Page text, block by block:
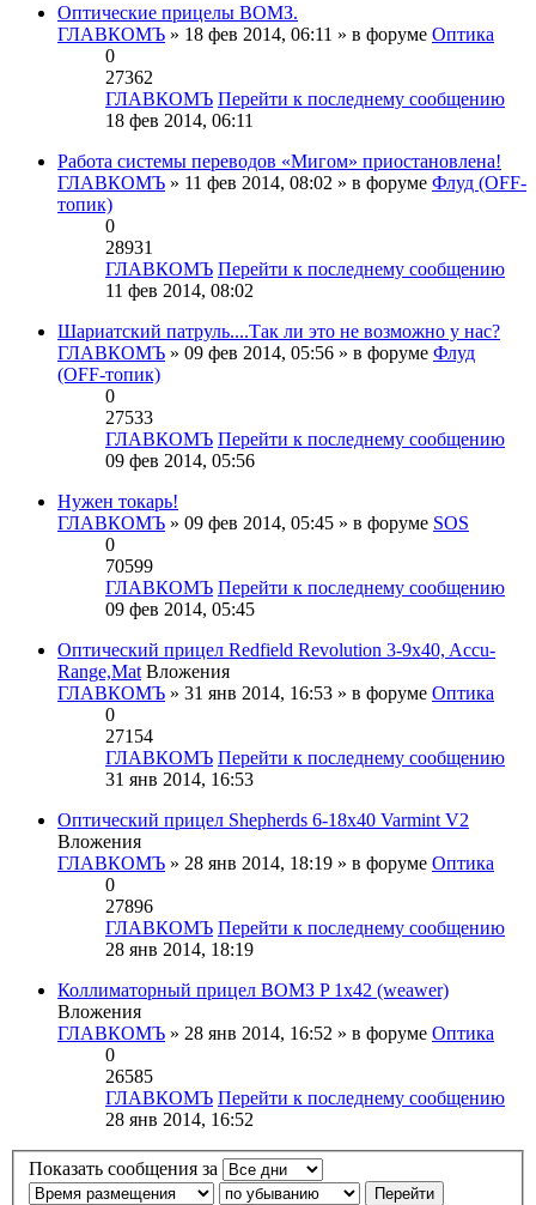
Оптические прицелы ВОМЗ.
ГЛАВКОМЪ » 18 фев 2014, 06:11 » в форуме Оптика
0
27362
ГЛАВКОМЪ Перейти к последнему сообщению
18 фев 2014, 06:11
Работа системы переводов «Мигом» приостановлена!
ГЛАВКОМЪ » 11 фев 2014, 08:02 » в форуме Флуд (OFF-
топик)
0
28931
ГЛАВКОМЪ Перейти к последнему сообщению
11 фев 2014, 08:02
Шариатский патруль....Так ли это не возможно у нас?
ГЛАВКОМЪ » 09 фев 2014, 05:56 » в форуме Флуд
(OFF-топик)
0
27533
ГЛАВКОМЪ Перейти к последнему сообщению
09 фев 2014, 05:56
Нужен токарь!
ГЛАВКОМЪ » 09 фев 2014, 05:45 » в форуме SOS
0
70599
ГЛАВКОМЪ Перейти к последнему сообщению
09 фев 2014, 05:45
Оптический прицел Redfield Revolution 3-9x40, Accu-
Range,Mat Вложения
ГЛАВКОМЪ » 31 янв 2014, 16:53 » в форуме Оптика
0
27154
ГЛАВКОМЪ Перейти к последнему сообщению
31 янв 2014, 16:53
Оптический прицел Shepherds 6-18x40 Varmint V2
Вложения
ГЛАВКОМЪ » 28 янв 2014, 18:19 » в форуме Оптика
0
27896
ГЛАВКОМЪ Перейти к последнему сообщению
28 янв 2014, 18:19
Коллиматорный прицел ВОМЗ P 1x42 (weawer)
Вложения
ГЛАВКОМЪ » 28 янв 2014, 16:52 » в форуме Оптика
0
26585
ГЛАВКОМЪ Перейти к последнему сообщению
28 янв 2014, 16:52
Показать сообщения за